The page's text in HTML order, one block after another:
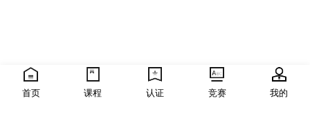
首页 课程 认证 竞赛 我的